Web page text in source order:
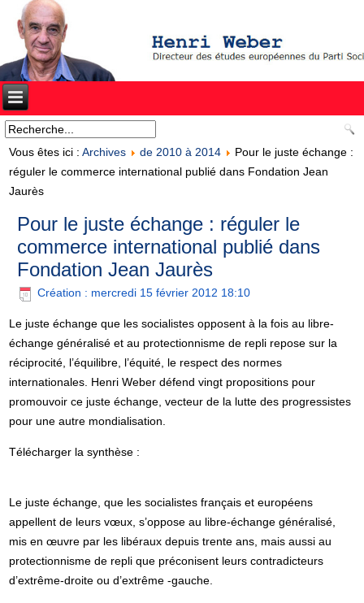
Vous êtes ici :Archives de 2010 à 2014
Pour le juste échange :
réguler le commerce international publié dans Fondation Jean
Jaurès
Pour le juste échange : réguler le
commerce international publié dans
Fondation Jean Jaurès
Création : mercredi 15 février 2012 18:10
Le juste échange que les socialistes opposent à la fois au libre-
échange généralisé et au protectionnisme de repli repose sur la
réciprocité, l’équilibre, l’équité, le respect des normes
internationales. Henri Weber défend vingt propositions pour
promouvoir ce juste échange, vecteur de la lutte des progressistes
pour une autre mondialisation.
Télécharger la synthèse :
Le juste échange, que les socialistes français et européens
appellent de leurs vœux, s’oppose au libre-échange généralisé,
mis en œuvre par les libéraux depuis trente ans, mais aussi au
protectionnisme de repli que préconisent leurs contradicteurs
d’extrême-droite ou d’extrême -gauche.